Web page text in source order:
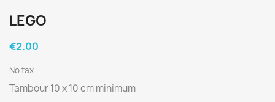
LEGO
€2.00
No tax
Tambour 10 x 10 cm minimum